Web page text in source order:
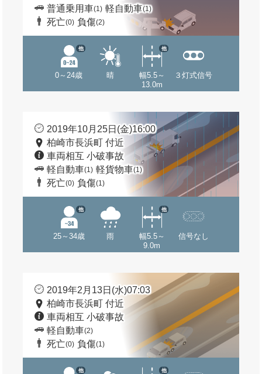
普通乗用車(1) 軽自動車(1)
死亡(0) 負傷(2)
0～24歳
他
晴
幅5.5～
13.0m
他
３灯式信号
2019年10月25日(金)16:00
柏崎市長浜町 付近
車両相互 小破事故
軽自動車(1) 軽貨物車(1)
死亡(0) 負傷(1)
25～34歳
他
雨
幅5.5～
9.0m
他
信号なし
2019年2月13日(水)07:03
柏崎市長浜町 付近
車両相互 小破事故
軽自動車(2)
死亡(0) 負傷(1)
他 他